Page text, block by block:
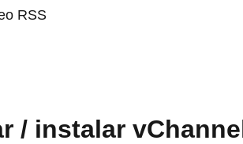
RSS
/ instalar